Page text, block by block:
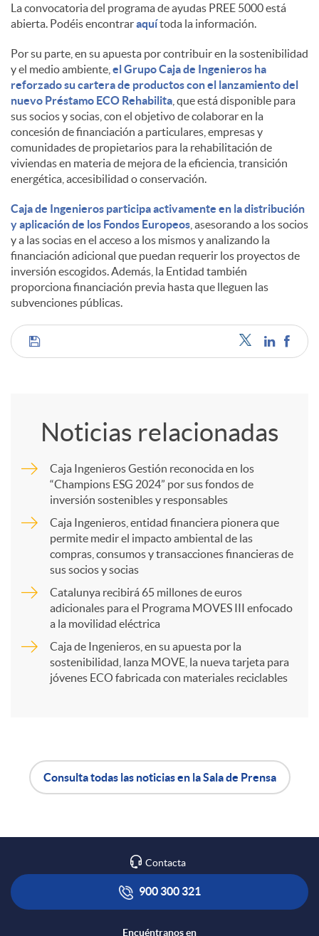
d
o
s
La convocatoria del programa de ayudas PREE 5000 está
abierta. Podéis encontraraquítoda la información.
Por su parte, en su apuesta por contribuir en la sostenibilidad
y el medio ambiente, el Grupo Caja de Ingenieros ha
reforzado su cartera de productos con el lanzamiento del
nuevo Préstamo ECO Rehabilita , que está disponible para
sus socios y socias, con el objetivo de colaborar en la
concesión de financiación a particulares, empresas y
comunidades de propietarios para la rehabilitación de
viviendas en materia de mejora de la eficiencia, transición
energética, accesibilidad o conservación.
Caja de Ingenieros participa activamente en la distribución
y aplicación de los Fondos Europeos , asesorando a los socios
y a las socias en el acceso a los mismos y analizando la
financiación adicional que puedan requerir los proyectos de
inversión escogidos. Además, la Entidad también
proporciona financiación previa hasta que lleguen las
subvenciones públicas.
C
r
e
Noticias relacionadas
Caja Ingenieros Gestión reconocida en los
“Champions ESG 2024” por sus fondos de
inversión sostenibles y responsables
Caja Ingenieros, entidad financiera pionera que
permite medir el impacto ambiental de las
compras, consumos y transacciones financieras de
sus socios y socias
Catalunya recibirá 65 millones de euros
adicionales para el Programa MOVES III enfocado
a la movilidad eléctrica
Caja de Ingenieros, en su apuesta por la
sostenibilidad, lanza MOVE, la nueva tarjeta para
jóvenes ECO fabricada con materiales reciclables
A
p
l
o
t
Consulta todas las noticias en la Sala de Prensa
Contacta
900 300 321
Encuéntranos en